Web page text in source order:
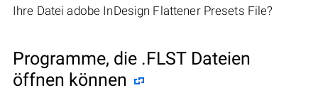
Ihre Datei adobe InDesign Flattener Presets File?
Programme, die .FLST Dateien
öffnen können